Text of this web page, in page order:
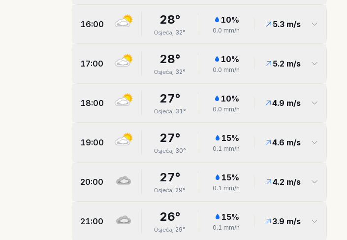
16:00 28°
Osjećaj 32°
10%
0.0 mm/h
5.3m/s
17:00 28°
Osjećaj 32°
10%
0.0 mm/h
5.2 m/s
18:00 27°
Osjećaj 31°
10%
0.0 mm/h
4.9 m/s
19:00 27°
Osjećaj 30°
15%
0.1 mm/h
4.6 m/s
20:00 27°
Osjećaj 29°
15%
0.1 mm/h
4.2 m/s
21:00 26°
Osjećaj 29°
15%
0.1 mm/h
3.9 m/s